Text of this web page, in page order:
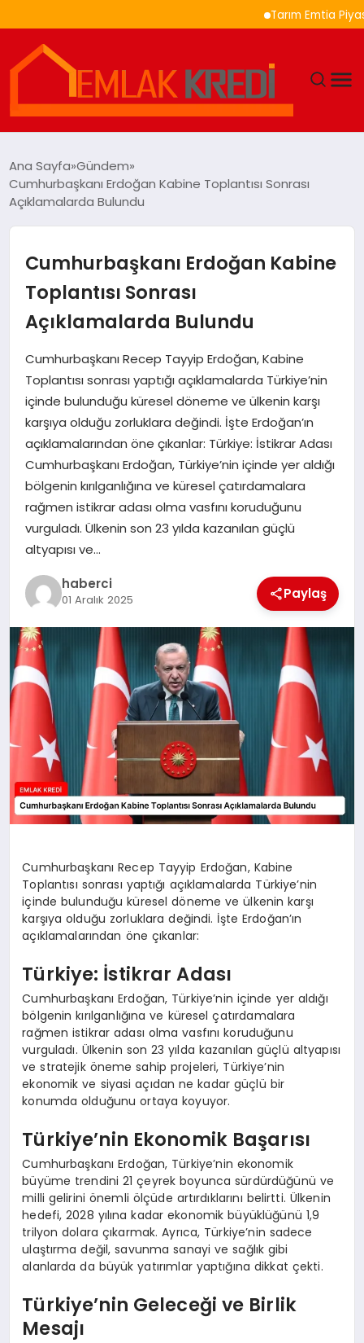
Tarım Emtia
EKONOMI
MAGAZIN
SAĞLIK
SIYASET
SPOR
TEKNOLOJI
YAŞAM
Ana Sayfa Gündem
Cumhurbaşkanı Erdoğan Kabine Toplantısı Sonrası
Açıklamalarda Bulundu
Cumhurbaşkanı Erdoğan Kabine
Toplantısı Sonrası
Açıklamalarda Bulundu
Cumhurbaşkanı Recep Tayyip Erdoğan, Kabine
Toplantısı sonrası yaptığı açıklamalarda Türkiye’nin
içinde bulunduğu küresel döneme ve ülkenin karşı
karşıya olduğu zorluklara değindi. İşte Erdoğan’ın
açıklamalarından öne çıkanlar: Türkiye: İstikrar Adası
Cumhurbaşkanı Erdoğan, Türkiye’nin içinde yer aldığı
bölgenin kırılganlığına ve küresel çatırdamalara
rağmen istikrar adası olma vasfını koruduğunu
vurguladı. Ülkenin son 23 yılda kazanılan güçlü
altyapısı ve…
haberci
01 Aralık 2025 Paylaş
Cumhurbaşkanı Recep Tayyip Erdoğan, Kabine
Toplantısı sonrası yaptığı açıklamalarda Türkiye’nin
içinde bulunduğu küresel döneme ve ülkenin karşı
karşıya olduğu zorluklara değindi. İşte Erdoğan’ın
açıklamalarından öne çıkanlar:
Türkiye: İstikrar Adası
Cumhurbaşkanı Erdoğan, Türkiye’nin içinde yer aldığı
bölgenin kırılganlığına ve küresel çatırdamalara
rağmen istikrar adası olma vasfını koruduğunu
vurguladı. Ülkenin son 23 yılda kazanılan güçlü altyapısı
ve stratejik öneme sahip projeleri, Türkiye’nin
ekonomik ve siyasi açıdan ne kadar güçlü bir
konumda olduğunu ortaya koyuyor.
Türkiye’nin Ekonomik Başarısı
Cumhurbaşkanı Erdoğan, Türkiye’nin ekonomik
büyüme trendini 21 çeyrek boyunca sürdürdüğünü ve
milli gelirini önemli ölçüde artırdıklarını belirtti. Ülkenin
hedefi, 2028 yılına kadar ekonomik büyüklüğünü 1,9
trilyon dolara çıkarmak. Ayrıca, Türkiye’nin sadece
ulaştırma değil, savunma sanayi ve sağlık gibi
alanlarda da büyük yatırımlar yaptığına dikkat çekti.
Türkiye’nin Geleceği ve Birlik
Mesajı